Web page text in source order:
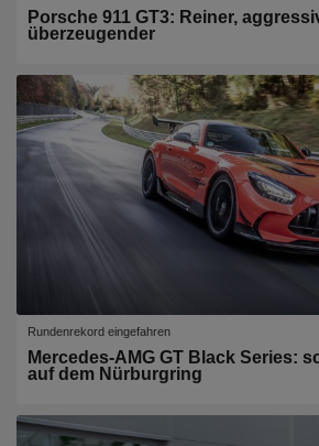
Porsche 911 GT3: Reiner,
überzeugender
Rundenrekord eingefahren
Mercedes-AMG GT Black Series:
auf dem Nürburgring